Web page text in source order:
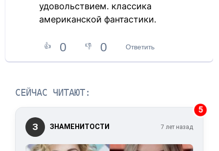
удовольствием. классика
американской фантастики.
👍 0 👎 0 Ответить
СЕЙЧАС ЧИТАЮТ:
5
З ЗНАМЕНИТОСТИ 7 лет назад